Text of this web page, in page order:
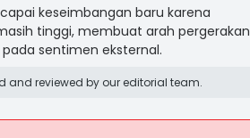
keseimbangan baru karena
tinggi, membuat arah pergerakan
sentimen eksternal.
and reviewed by our editorial team.